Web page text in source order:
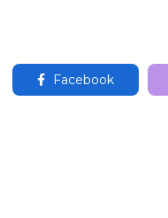
Facebook